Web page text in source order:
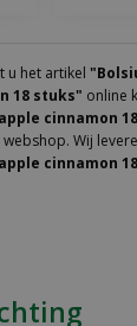
u het artikel
18 stuks" online
cinnamon
Wij
cinnamon